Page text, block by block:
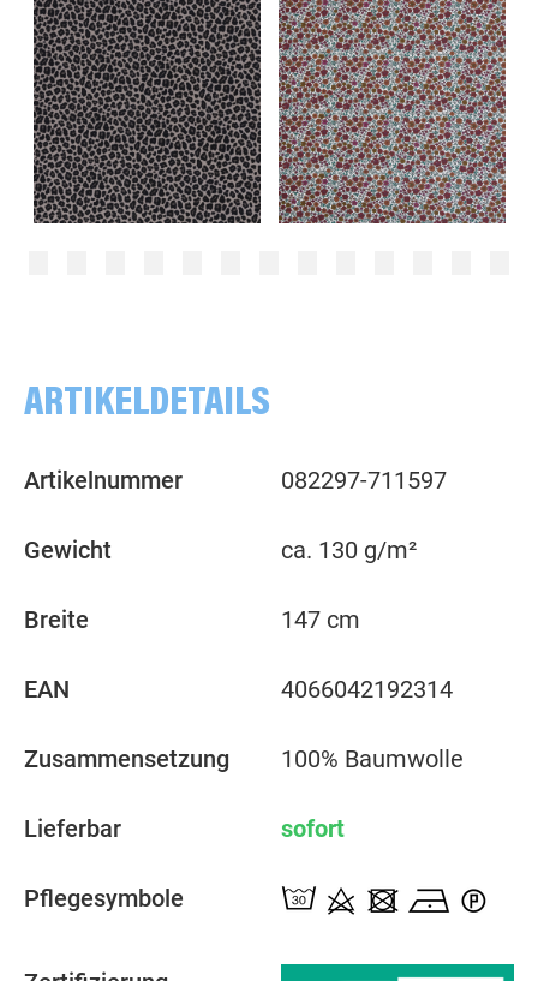
ARTIKELDETAILS
Artikelnummer 082297-711597
Gewicht ca. 130 g/m²
Breite 147 cm
EAN 4066042192314
Zusammensetzung 100% Baumwolle
Lieferbar sofort
Pflegesymbole